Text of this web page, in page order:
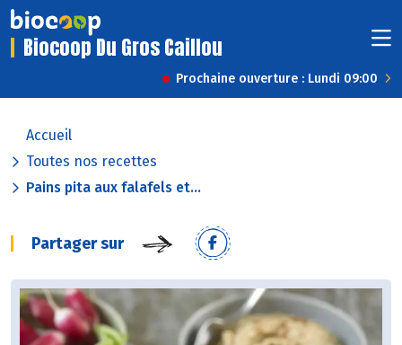
Biocoop Du Gros Caillou
Prochaine ouverture : Lundi 09:00
Accueil
Toutes nos recettes
Pains pita aux falafels et...
Partager sur